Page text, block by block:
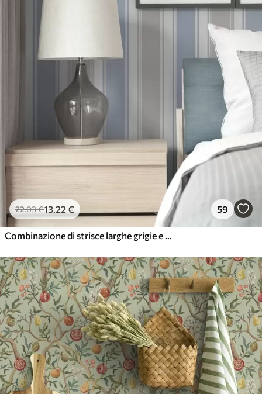
22.03€13.22 € 59
Combinazione di strisce larghe grigie e blu